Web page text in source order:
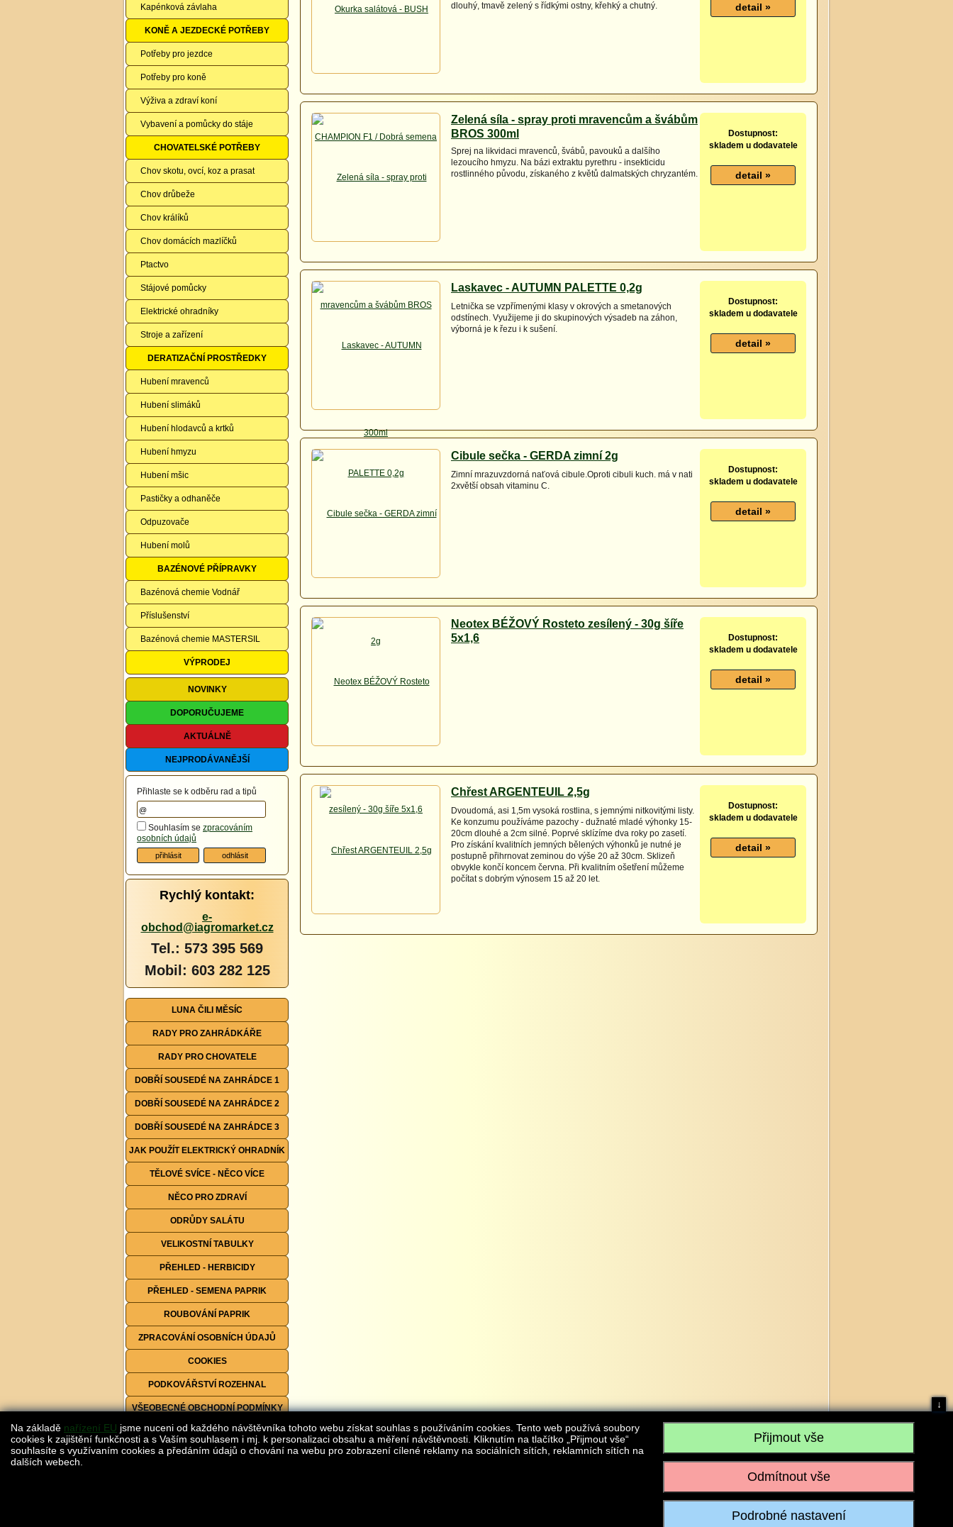
Kapénková závlaha
KONĚ A JEZDECKÉ POTŘEBY
Potřeby pro jezdce
Potřeby pro koně
Výživa a zdraví koní
Vybavení a pomůcky do stáje
CHOVATELSKÉ POTŘEBY
Chov skotu, ovcí, koz a prasat
Chov drůbeže
Chov králíků
Chov domácích mazlíčků
Ptactvo
Stájové pomůcky
Elektrické ohradníky
Stroje a zařízení
DERATIZAČNÍ PROSTŘEDKY
Hubení mravenců
Hubení slimáků
Hubení hlodavců a krtků
Hubení hmyzu
Hubení mšic
Pastičky a odhaněče
Odpuzovače
Hubení molů
BAZÉNOVÉ PŘÍPRAVKY
Bazénová chemie Vodnář
Příslušenství
Bazénová chemie MASTERSIL
VÝPRODEJ
NOVINKY
DOPORUČUJEME
AKTUÁLNĚ
NEJPRODÁVANĚJŠÍ
Přihlaste se k odběru rad a tipů
Souhlasím se zpracováním
osobních údajů
Rychlý kontakt:
e-
obchod@iagromarket.cz
Tel.: 573 395 569
Mobil: 603 282 125
LUNA ČILI MĚSÍC
RADY PRO ZAHRÁDKÁŘE
RADY PRO CHOVATELE
DOBŘÍ SOUSEDÉ NA ZAHRÁDCE 1
DOBŘÍ SOUSEDÉ NA ZAHRÁDCE 2
DOBŘÍ SOUSEDÉ NA ZAHRÁDCE 3
JAK POUŽÍT ELEKTRICKÝ OHRADNÍK
TĚLOVÉ SVÍCE - NĚCO VÍCE
NĚCO PRO ZDRAVÍ
ODRŮDY SALÁTU
VELIKOSTNÍ TABULKY
PŘEHLED - HERBICIDY
PŘEHLED - SEMENA PAPRIK
ROUBOVÁNÍ PAPRIK
ZPRACOVÁNÍ OSOBNÍCH ÚDAJŮ
COOKIES
PODKOVÁŘSTVÍ ROZEHNAL
VŠEOBECNÉ OBCHODNÍ PODMÍNKY
FORMULÁŘE KE STAŽENÍ
dlouhý, tmavě zelený s řídkými ostny, křehký a chutný.
Zelená síla - spray proti mravencům a švábům
BROS 300ml
Sprej na likvidaci mravenců, švábů, pavouků a dalšího
lezoucího hmyzu. Na bázi extraktu pyrethru - insekticidu
rostlinného původu, získaného z květů dalmatských chryzantém.
Dostupnost:
skladem u dodavatele
Laskavec - AUTUMN PALETTE 0,2g
Letnička se vzpřímenými klasy v okrových a smetanových
odstínech. Využijeme ji do skupinových výsadeb na záhon,
výborná je k řezu i k sušení.
Dostupnost:
skladem u dodavatele
Cibule sečka - GERDA zimní 2g
Zimní mrazuvzdorná naťová cibule.Oproti cibuli kuch. má v nati
2xvětší obsah vitaminu C.
Dostupnost:
skladem u dodavatele
Neotex BÉŽOVÝ Rosteto zesílený - 30g šíře
5x1,6
Dostupnost:
skladem u dodavatele
Chřest ARGENTEUIL 2,5g
Dvoudomá, asi 1,5m vysoká rostlina, s jemnými nitkovitými listy.
Ke konzumu používáme pazochy - dužnaté mladé výhonky 15-
20cm dlouhé a 2cm silné. Poprvé sklízíme dva roky po zasetí.
Pro získání kvalitních jemných bělených výhonků je nutné je
postupně přihrnovat zeminou do výše 20 až 30cm. Sklizeň
obvykle končí koncem června. Při kvalitním ošetření můžeme
počítat s dobrým výnosem 15 až 20 let.
Dostupnost:
skladem u dodavatele
je AGROMARKET IRSI s.r.o., IČO: 28304845, se sídlem č.p. 17, 768 75 Loukov
Realizace:w-software.com
Na základě nařízení EU jsme nuceni od každého návštěvníka tohoto webu získat souhlas s používáním cookies. Tento web používá soubory
cookies k zajištění funkčnosti a s Vaším souhlasem i mj. k personalizaci obsahu a měření návštěvnosti. Kliknutím na tlačítko „Přijmout vše“
souhlasíte s využívaním cookies a předáním údajů o chování na webu pro zobrazení cílené reklamy na sociálních sítích, reklamních sítích na
dalších webech.
↓